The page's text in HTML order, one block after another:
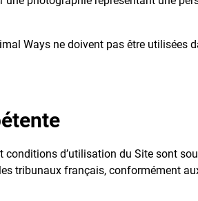
Ways ne doivent pas être utilisées
d’utilisation du Site sont
tribunaux français, conformément